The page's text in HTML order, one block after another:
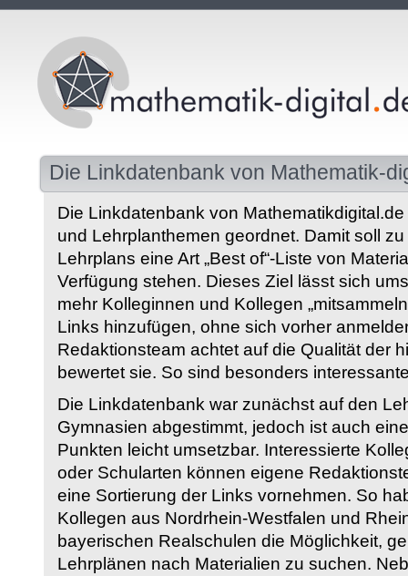
Die Linkdatenbank von Mathematik-
Die Linkdatenbank von
und Lehrplanthemen geordnet. Damit soll
Lehrplans eine Art „Best of“-Liste von
Verfügung stehen. Dieses Ziel lässt sich
mehr Kolleginnen und Kollegen
Links hinzufügen, ohne sich vorher
Redaktionsteam achtet auf die Qualität der
bewertet sie. So sind besonders
Die Linkdatenbank war zunächst auf den
Gymnasien abgestimmt, jedoch ist auch
Punkten leicht umsetzbar. Interessierte
oder Schularten können eigene
eine Sortierung der Links vornehmen. So
Kollegen aus Nordrhein-Westfalen und
bayerischen Realschulen die Möglichkeit,
Lehrplänen nach Materialien zu suchen.